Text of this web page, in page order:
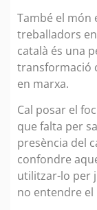
També el món
treballadors
català és una
transformació
en marxa.
Cal posar el
que falta per
presència del
confondre
utilitzar-lo per
no entendre